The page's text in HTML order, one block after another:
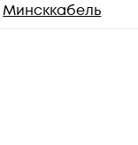
Минсккабель